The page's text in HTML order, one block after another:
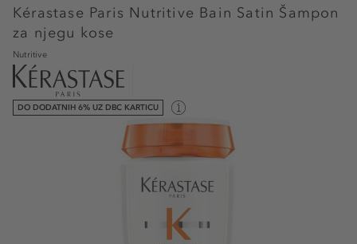
Kérastase Paris Nutritive Bain Satin Šampon
za njegu kose
Nutritive
DO DODATNIH 6% UZ DBC KARTICU